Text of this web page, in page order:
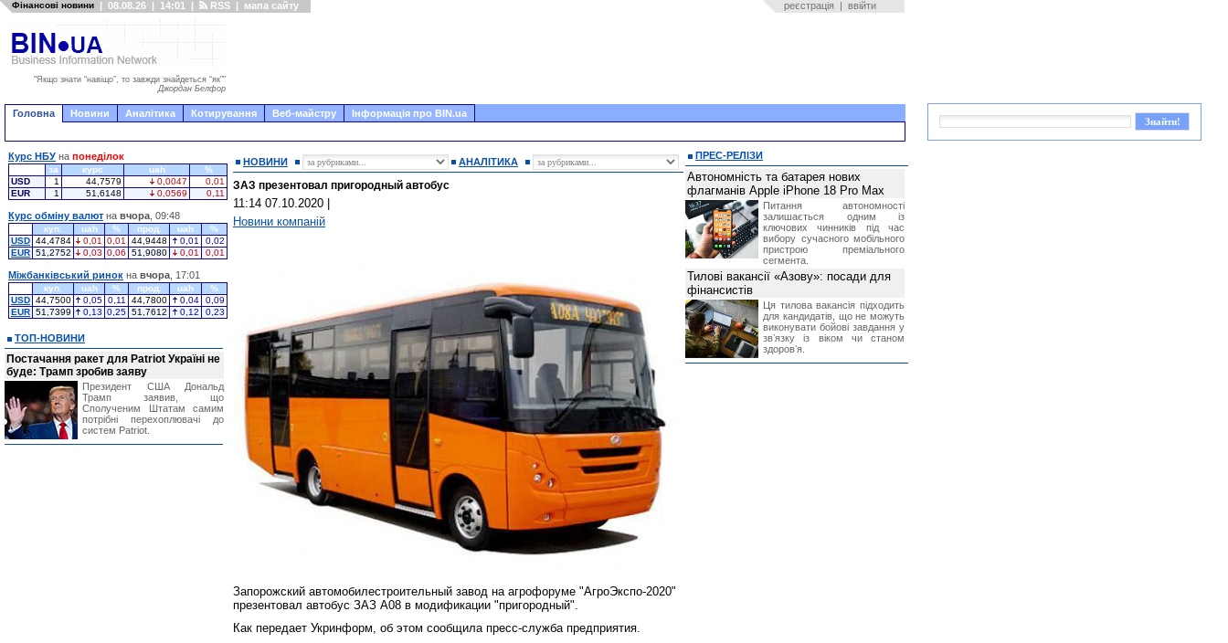
Фінансові новини | 08.08.26 | 14:01 | RSS | мапа сайту реєстрація | ввійти
"Якщо знати “навіщо”, то завжди знайдеться “як”"
Джордан Белфор
Головна Новини Аналітика Котирування Веб-майстру Інформація про BIN.ua
НОВИНИ АНАЛІТИКА
ЗАЗ презентовал пригородный автобус
11:14 07.10.2020
Новини компаній
Запорожский автомобилестроительный завод на агрофоруме "АгроЭкспо-2020"
презентовал автобус ЗАЗ А08 в модификации "пригородный".
Как передает Укринформ, об этом сообщила пресс-служба предприятия.
Курс НБУ на понеділок
за курс uah
%
USD
1 44,7579 0,0047
0,01
EUR
1 51,6148 0,0569 0,11
Курс обміну валют на вчора , 09:48
куп. uah % прод. uah
%
USD 44,4784 0,01 0,01 44,9448 0,01
0,02
EUR 51,2752 0,03 0,06 51,9080 0,01 0,01
Міжбанківський ринок на вчора , 17:01
куп. uah % прод. uah
%
USD 44,7500 0,05 0,11 44,7800 0,04
0,09
EUR 51,7399 0,13 0,25 51,7612 0,12 0,23
ТОП-НОВИНИ
Постачання ракет для Patriot Україні не
буде: Трамп зробив заяву
Президент США Дональд
Трамп заявив, що
Сполученим Штатам самим
потрібні перехоплювачі до
систем Patriot.
ПРЕС-РЕЛІЗИ
Автономність та батарея нових
флагманів Apple iPhone 18 Pro Max
Питання автономності
залишається одним із
ключових чинників під час
вибору сучасного мобільного
пристрою преміального
сегмента.
Тилові вакансії «Азову»: посади для
фінансистів
Ця тилова вакансія підходить
для кандидатів, що не можуть
виконувати бойові завдання у
звʼязку із віком чи станом
здоровʼя.